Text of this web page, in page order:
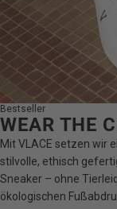
Bestseller
WEAR THE
Mit VLACE setzen wir
stilvolle, ethisch
Sneaker – ohne
ökologischen